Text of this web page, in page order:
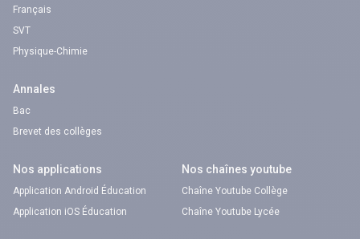
Français
SVT
Physique-Chimie
Annales
Bac
Brevet des collèges
Nos applications
Application Android Éducation
Application iOS Éducation
Nos chaînes youtube
Chaîne Youtube Collège
Chaîne Youtube Lycée